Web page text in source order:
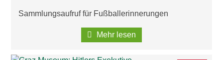
Sammlungsaufruf für Fußballerinnerungen
Mehr lesen